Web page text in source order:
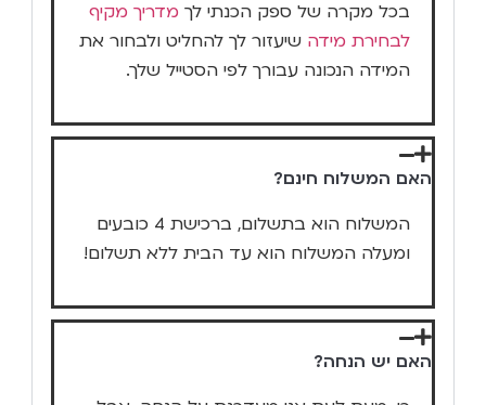
בכל מקרה של ספק הכנתי לךמדריך מקיף
לבחירת מידה שיעזור לך להחליט ולבחור את
המידה הנכונה עבורך לפי הסטייל שלך.
האם המשלוח חינם?
המשלוח הוא בתשלום, ברכישת 4 כובעים
ומעלה המשלוח הוא עד הבית ללא תשלום!
האם יש הנחה?